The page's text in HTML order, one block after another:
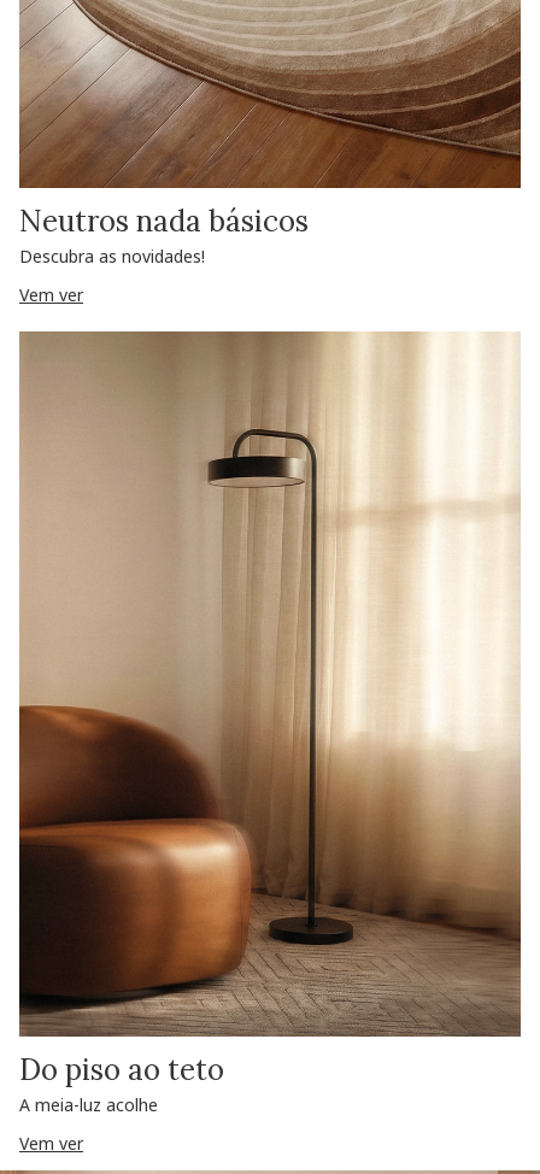
Neutros nada básicos
Descubra as novidades!
Vem ver
Do piso ao teto
A meia-luz acolhe
Vem ver